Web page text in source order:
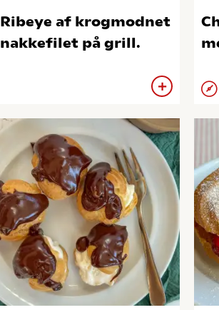
Ribeye af krogmodnet
nakkefilet på grill.